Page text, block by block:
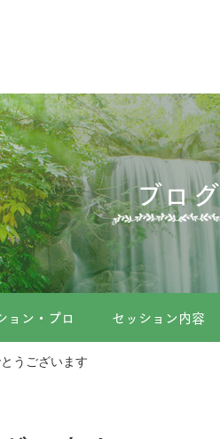
ブログ
ョン・プロ セッション内容
うございます